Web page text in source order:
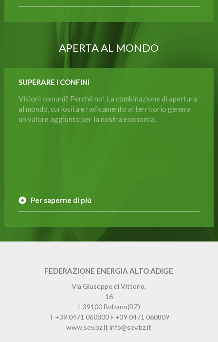
APERTA AL MONDO
SUPERARE I CONFINI
Visioni comuni? Perché no! La combinazione di apertura
al mondo, curiosità e radicamento al territorio genera
un valore aggiunto per la nostra economia.
Per saperne di più
FEDERAZIONE ENERGIA ALTO ADIGE
Via Giuseppe di Vittorio,
16
I-39100Bolzano(BZ)
T +39 0471 060800F +39 0471 060809
www.sev.bz.it info@sev.bz.it